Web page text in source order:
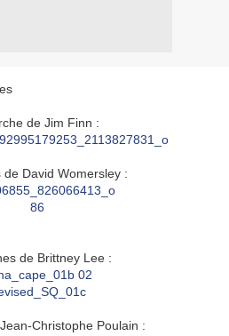
de Jim Finn :
de David Womersley :
de Brittney Lee :
Christophe Poulain :